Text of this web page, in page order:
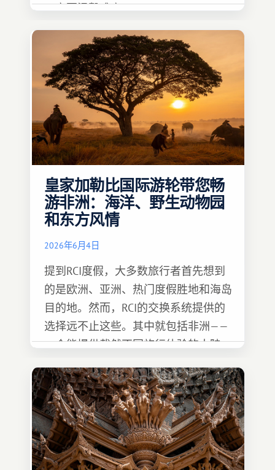
一定要温馨难忘 :)
皇家加勒比国际游轮带您畅
游非洲：海洋、野生动物园
和东方风情
2026年6月4日
提到RCI度假，大多数旅行者首先想到
的是欧洲、亚洲、热门度假胜地和海岛
目的地。然而，RCI的交换系统提供的
选择远不止这些。其中就包括非洲——
一个能提供截然不同旅行体验的大陆。